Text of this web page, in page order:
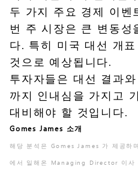
두 가지 주요 경제 이벤
번 주 시장은 큰 변동성
다. 특히 미국 대선 개
것으로 예상됩니다.
투자자들은 대선 결과
까지 인내심을 가지고
대비해야 할 것입니다.
Gomes James 소개
해당 분석은 Gomes James 가 제공
에서 일해온 Managing Director 이